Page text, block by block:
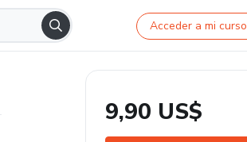
Acceder a mi curso
9,90 US$